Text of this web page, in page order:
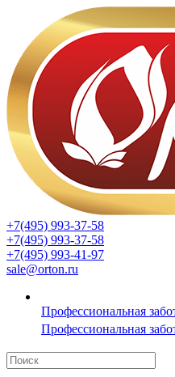
+7(495) 993-37-58
+7(495) 993-37-58
+7(495) 993-41-97
sale@orton.ru
Профессиональная
Профессиональная